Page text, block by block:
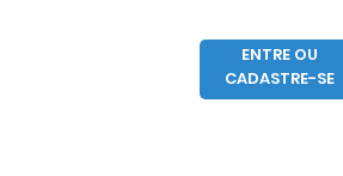
ENTRE OU
CADASTRE-SE